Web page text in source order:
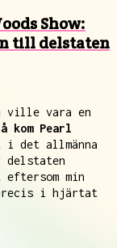
Show:
till delstaten
ville vara en
kom Pearl
i det allmänna
delstaten
min
i hjärtat